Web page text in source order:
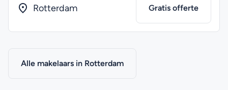
Rotterdam Gratis offerte
Alle makelaars in Rotterdam